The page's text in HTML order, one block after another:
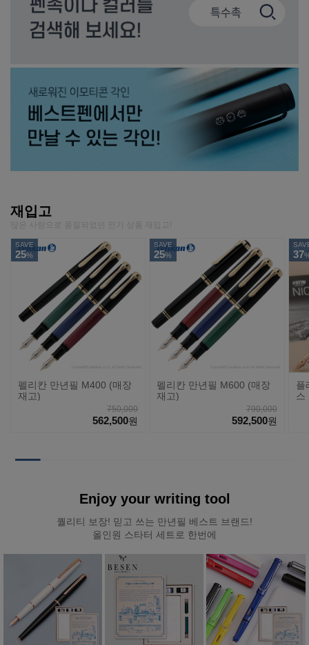
재입고
많은 사랑으로 품절되었던 인기 상품 재입고!
SAVE
25%
펠리칸 만년필 M400 (매장
재고)
750,000
562,500원
SAVE
25%
펠리칸 만년필 M600 (매장
재고)
790,000
592,500원
37
플
스
Enjoy your writing tool
퀄리티 보장! 믿고 쓰는 만년필 베스트 브랜드!
올인원 스타터 세트로 한번에